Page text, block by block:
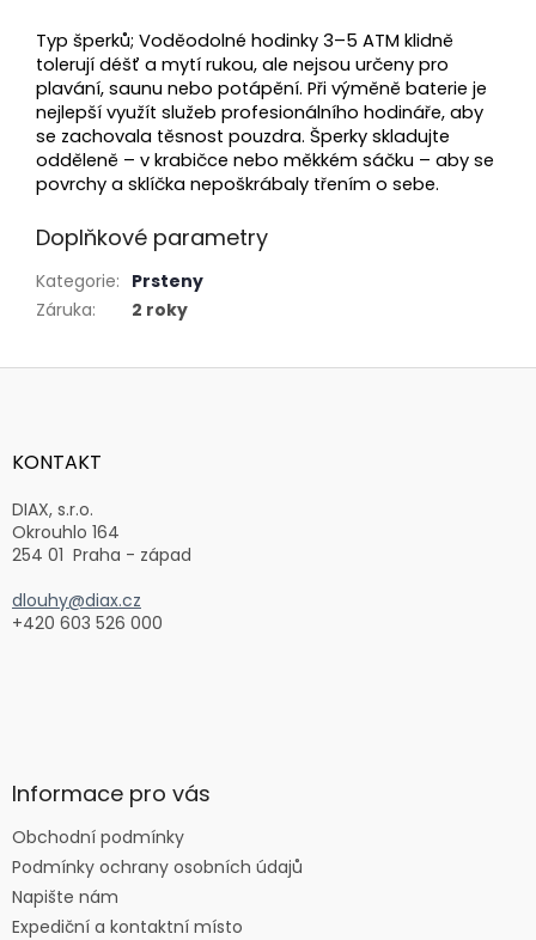
Typ šperků; Voděodolné hodinky 3–5 ATM klidně
tolerují déšť a mytí rukou, ale nejsou určeny pro
plavání, saunu nebo potápění. Při výměně baterie je
nejlepší využít služeb profesionálního hodináře, aby
se zachovala těsnost pouzdra. Šperky skladujte
odděleně – v krabičce nebo měkkém sáčku – aby se
povrchy a sklíčka nepoškrábaly třením o sebe.
Doplňkové parametry
Kategorie: Prsteny
Záruka: 2 roky
Z
aKONTAKT
DIAX, s.r.o.
Okrouhlo 164
254 01 Praha - západ
dlouhy@diax.cz
+420 603 526 000
Informace pro vás
Obchodní podmínky
Podmínky ochrany osobních údajů
Napište nám
Expediční a kontaktní místo